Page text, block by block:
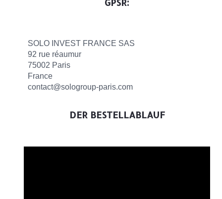
SOLO INVEST FRANCE SAS
92 rue réaumur
75002 Paris
France
contact@sologroup-paris.com
DER BESTELLABLAUF